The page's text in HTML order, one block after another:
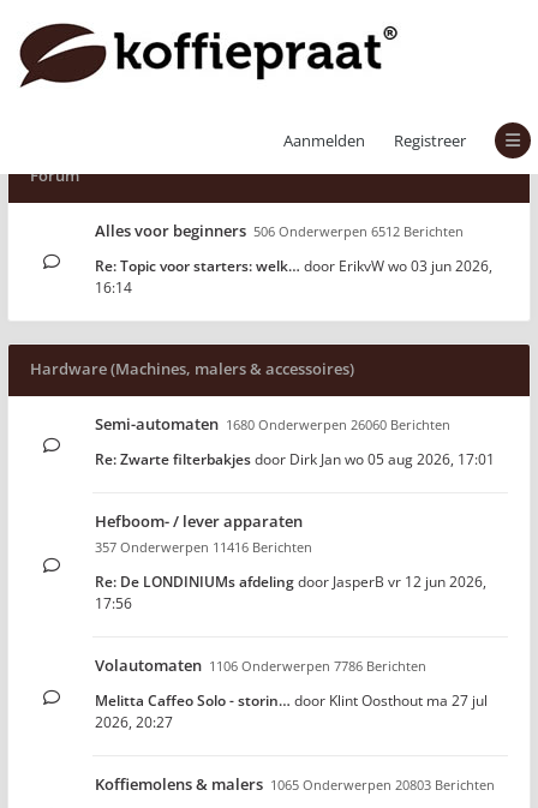
Aanmelden
Registreer
Forum
Alles voor beginners 506 Onderwerpen 6512 Berichten
Re: Topic voor starters: welk… door ErikvWwo 03 jun 2026,
16:14
Hardware (Machines, malers & accessoires)
Semi-automaten 1680 Onderwerpen 26060 Berichten
Re: Zwarte filterbakjesdoor Dirk Janwo 05 aug 2026, 17:01
Hefboom- / lever apparaten
357 Onderwerpen 11416 Berichten
Re: De LONDINIUMs afdelingdoor JasperB vr 12 jun 2026,
17:56
Volautomaten 1106 Onderwerpen 7786 Berichten
Melitta Caffeo Solo - storin… door Klint Oosthout ma 27 jul
2026, 20:27
Koffiemolens & malers 1065 Onderwerpen 20803 Berichten